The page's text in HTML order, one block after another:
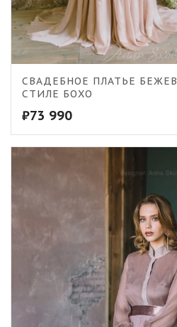
СВАДЕБНОЕ ПЛАТЬЕ
СТИЛЕ БОХО
₽73 990